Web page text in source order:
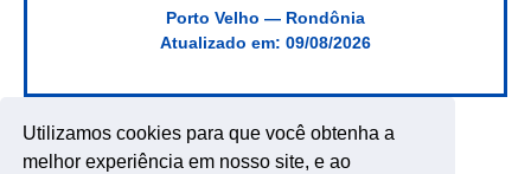
Utilizamos cookies para que você obtenha a
melhor experiência em nosso site, e ao
Porto Velho — Rondônia
Atualizado em: 09/08/2026